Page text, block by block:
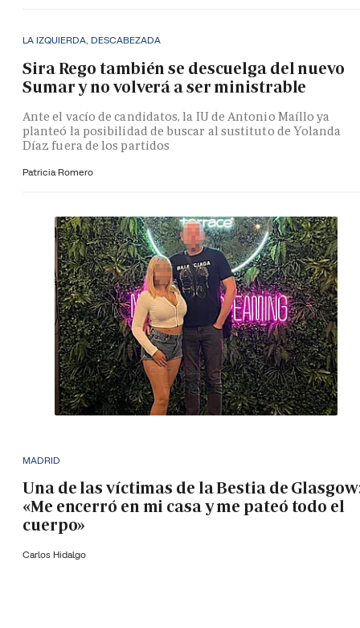
LA IZQUIERDA, DESCABEZADA
Sira Rego también se descuelga del nuevo
Sumar y no volverá a ser ministrable
Ante el vacío de candidatos, la IU de Antonio Maíllo ya
planteó la posibilidad de buscar al sustituto de Yolanda
Díaz fuera de los partidos
Patricia Romero
MADRID
Una de las víctimas de la Bestia de
«Me encerró en mi casa y me pateó todo el
cuerpo»
Carlos Hidalgo